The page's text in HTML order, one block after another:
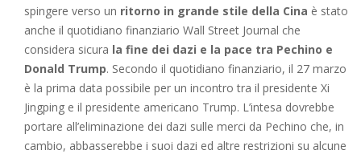
spingere verso un ritorno in grande stile della Cina è stato
anche il quotidiano finanziario Wall Street Journal che
considera sicura la fine dei dazi e la pace tra Pechino e
Donald Trump. Secondo il quotidiano finanziario, il 27 marzo
è la prima data possibile per un incontro tra il presidente Xi
Jingping e il presidente americano Trump. L’intesa dovrebbe
portare all’eliminazione dei dazi sulle merci da Pechino che, in
cambio, abbasserebbe i suoi dazi ed altre restrizioni su alcune